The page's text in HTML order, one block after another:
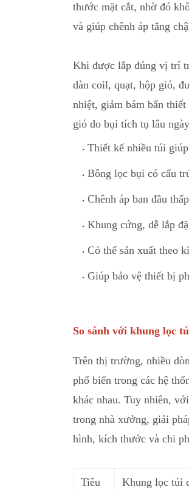
thước mặt cắt, nhờ đó
và giúp chênh áp tăng
Khi được lắp đúng vị trí
dàn coil, quạt, hộp gió,
nhiệt, giảm bám bẩn
gió do bụi tích tụ lâu
Thiết kế nhiều túi
Bông lọc bụi có cấu
Chênh áp ban đầu
Khung cứng, dễ lắp
Có thể sản xuất theo
Giúp bảo vệ thiết bị
So sánh với khung lọc
Trên thị trường, nhiều
phổ biến trong các hệ
khác nhau. Tuy nhiên,
trong nhà xưởng, giải
hình, kích thước và chi
Tiêu Khung lọc túi